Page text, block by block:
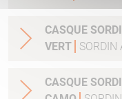
CASQUE
VERT
SORDIN
CASQUE